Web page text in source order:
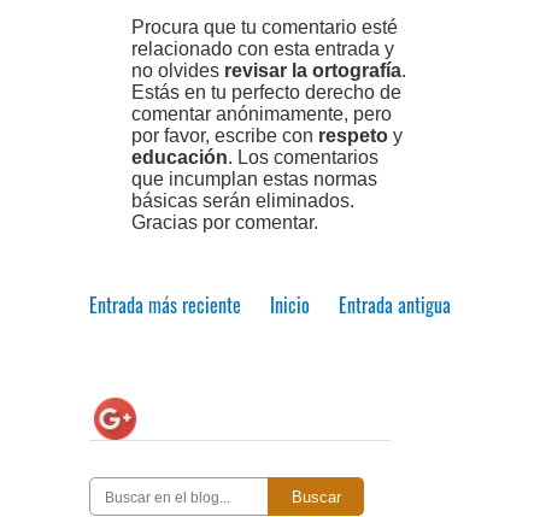
Procura que tu comentario esté
relacionado con esta entrada y
no olvides revisar la ortografía.
Estás en tu perfecto derecho de
comentar anónimamente, pero
por favor, escribe con respeto y
educación. Los comentarios
que incumplan estas normas
básicas serán eliminados.
Gracias por comentar.
Entrada más reciente Entrada antigua
Inicio
Buscar